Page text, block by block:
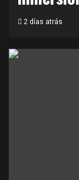
2 días atrás